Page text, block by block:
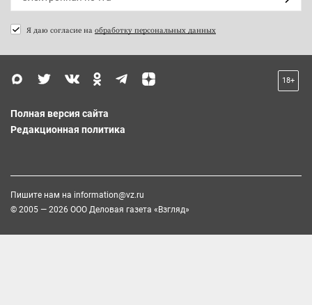
Я даю согласие на обработку персональных данных
18+
Полная версия сайта
Редакционная политика
Пишите нам на information@vz.ru
© 2005 — 2026 ООО Деловая газета «Взгляд»